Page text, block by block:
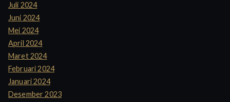
Juli 2024
Juni 2024
Mei 2024
April 2024
Maret 2024
Februari 2024
Januari 2024
Desember 2023